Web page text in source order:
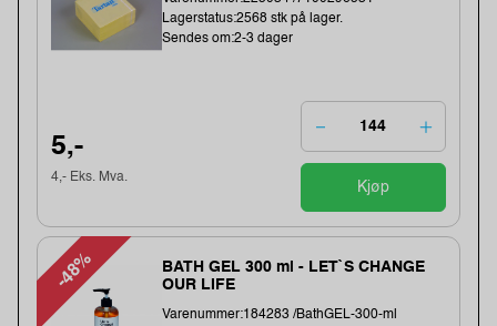
Lagerstatus:2568 stk på lager.
Sendes om:2-3 dager
5,-
4,- Eks. Mva.
Kjøp
-48%
BATH GEL 300 ml - LET`S CHANGE
OUR LIFE
Varenummer:184283 /BathGEL-300-ml